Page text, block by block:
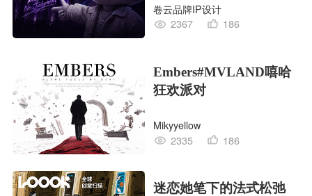
卷云品牌IP设计
2367
186
Embers#MVLAND嘻哈
狂欢派对
Mikyyellow
2335
186
迷恋她笔下的法式松弛